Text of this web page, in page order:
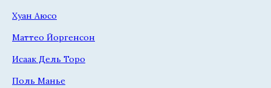
Хуан Аюсо
Маттео Йоргенсон
Исаак Дель Торо
Поль Манье